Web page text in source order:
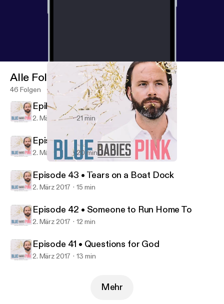
Blue Babies Pink
Alle Folgen
46 Folgen
Epilogue • My Little Speaking Up
2. März 2017 21 min
Episode 44 • Love Storms
2. März 2017 20 min
Episode 43 • Tears on a Boat Dock
2. März 2017 15 min
Episode 42 • Someone to Run Home To
2. März 2017 12 min
Episode 41 • Questions for God
2. März 2017 13 min
Mehr